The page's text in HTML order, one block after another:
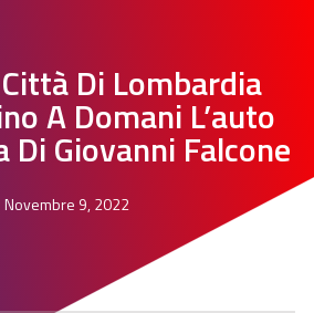
Di Lombardia
A Domani L’auto
Di Giovanni Falcone
Novembre 9, 2022